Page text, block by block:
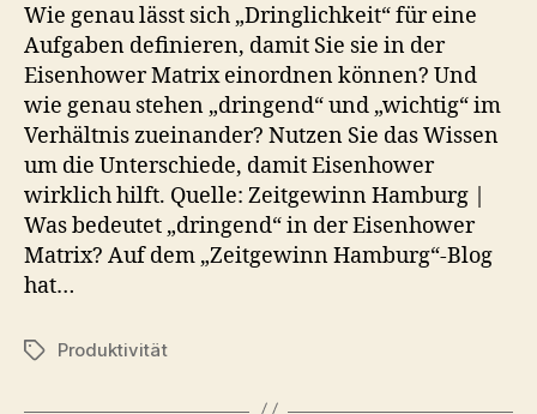
Wie genau lässt sich „Dringlichkeit“ für eine
Aufgaben definieren, damit Sie sie in der
Eisenhower Matrix einordnen können? Und
wie genau stehen „dringend“ und „wichtig“ im
Verhältnis zueinander? Nutzen Sie das Wissen
um die Unterschiede, damit Eisenhower
wirklich hilft. Quelle: Zeitgewinn Hamburg |
Was bedeutet „dringend“ in der Eisenhower
Matrix? Auf dem „Zeitgewinn Hamburg“-Blog
hat…
Schlagwörter
Produktivität